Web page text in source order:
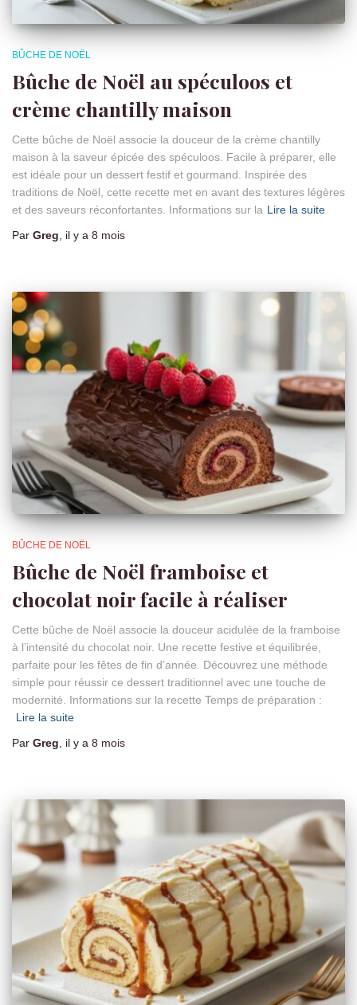
BÛCHE DE NOËL
Bûche de Noël au spéculoos et
crème chantilly maison
Cette bûche de Noël associe la douceur de la crème chantilly
maison à la saveur épicée des spéculoos. Facile à préparer, elle
est idéale pour un dessert festif et gourmand. Inspirée des
traditions de Noël, cette recette met en avant des textures légères
et des saveurs réconfortantes. Informations sur la Lire la suite
Par Greg , il y a 8 mois
BÛCHE DE NOËL
Bûche de Noël framboise et
chocolat noir facile à réaliser
Cette bûche de Noël associe la douceur acidulée de la framboise
à l’intensité du chocolat noir. Une recette festive et équilibrée,
parfaite pour les fêtes de fin d’année. Découvrez une méthode
simple pour réussir ce dessert traditionnel avec une touche de
modernité. Informations sur la recette Temps de préparation :
Lire la suite
Par Greg , il y a 8 mois